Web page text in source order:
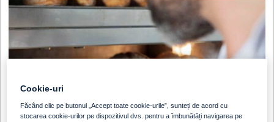
Cookie-uri
Făcând clic pe butonul „Accept toate cookie-urile”, sunteți de acord cu
stocarea cookie-urilor pe dispozitivul dvs. pentru a îmbunătăți navigarea pe